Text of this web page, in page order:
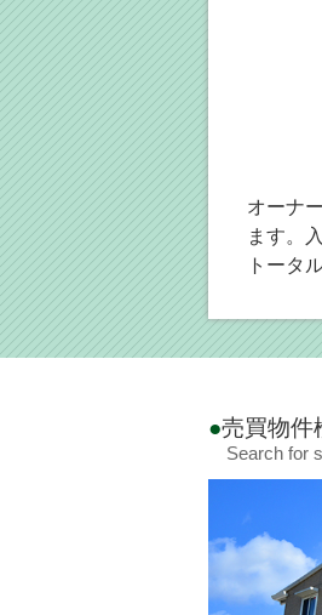
オーナ
ます。
トータ
売買物件
Search for